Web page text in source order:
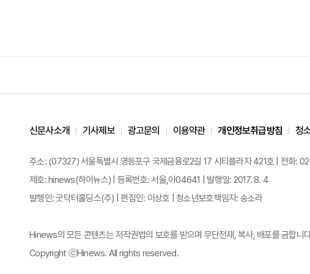
신문사소개 기사제보 광고문의 이용약관 개인정보취급방침 청
주소: (07327) 서울특별시 영등포구 국제금융로2길 17 시티플라자 421호 | 전
제호: hinews(하이뉴스) | 등록번호: 서울,아04641 | 발행일: 2017. 8. 4
발행인: 굿닥터홀딩스(주) | 편집인: 이상호 | 청소년보호책임자: 송소라
Hinews의 모든 콘텐츠는 저작권법의 보호를 받으며 무단전재, 복사, 배포를 금합니
Copyright ⓒHinews. All rights reserved.